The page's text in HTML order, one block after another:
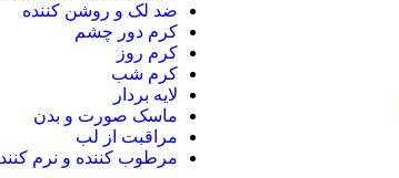
ضد لک و روشن کننده
کرم دور چشم
کرم روز
کرم شب
لایه بردار
ماسک صورت و بدن
مراقبت از لب
مرطوب کننده و نرم